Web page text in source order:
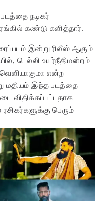
நடிகர்
கண்டு களித்தார்.
இன்று ரிலீஸ் ஆகும்
டெல்லி உயர்நீதிமன்றம்
என்ற
மதியம் இந்த படத்தை
விதிக்கப்பட்டதாக
பெரும்